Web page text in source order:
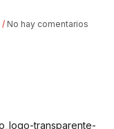
No hay comentarios